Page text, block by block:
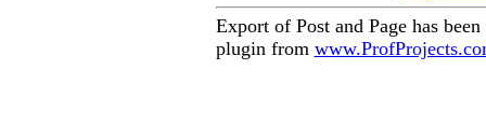
Export of Post and Page has
plugin from